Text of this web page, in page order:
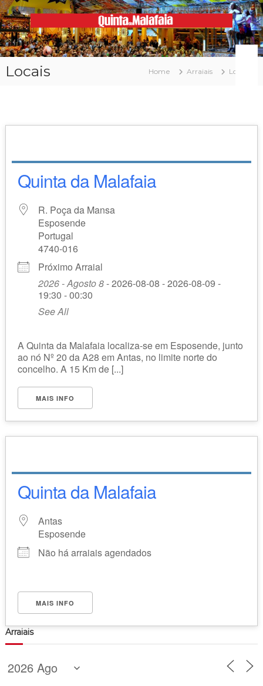
Skip
to
content
Malafaia
O
maior
arraial
minhoto
Locais Home Arraiais Locais
Quinta da Malafaia
R. Poça da Mansa
Esposende
Portugal
4740-016
Próximo Arraial
2026 - Agosto 8- 2026-08-08 - 2026-08-09 -
19:30 - 00:30
See All
A Quinta da Malafaia localiza-se em Esposende, junto
ao nó Nº 20 da A28 em Antas, no limite norte do
concelho. A 15 Km de [...]
MAIS INFO
Quinta da Malafaia
Antas
Esposende
Não há arraiais agendados
MAIS INFO
Arraiais